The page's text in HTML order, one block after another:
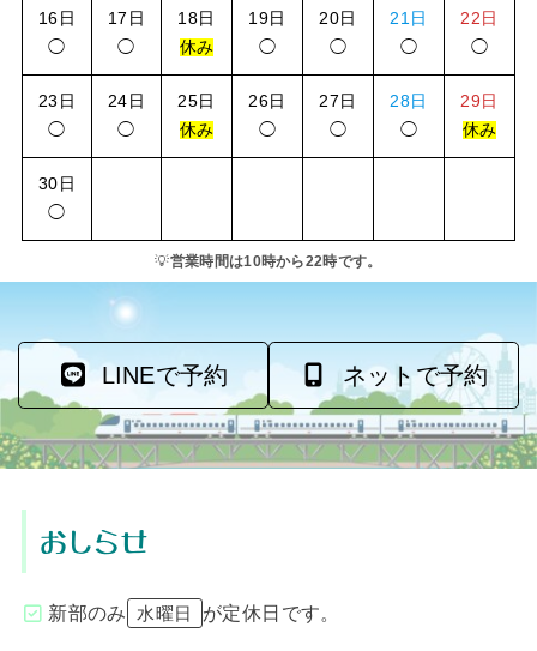
16日
◯
17日
◯
18日
休み
19日
◯
20日
◯
21日
◯
22日
◯
23日
◯
24日
◯
25日
休み
26日
◯
27日
◯
28日
◯
29日
休み
30日
◯
💡営業時間は10時から22時です。
LINEで予約 ネットで予約
おしらせ
新部のみ 水曜日 が定休日です。